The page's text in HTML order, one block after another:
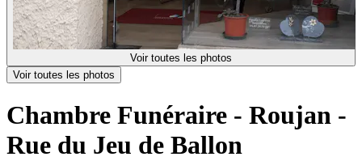
Voir toutes les photos
Voir toutes les photos
Chambre Funéraire - Roujan -
Rue du Jeu de Ballon